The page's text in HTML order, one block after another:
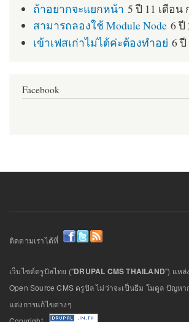
ถ้าอยากจะแยกหน้า 5 ปี 11 เดือน
สามารถลองใช้ Module Node 6 ปี
เข้าเฟสเก่าไม่ได้ค่ะต้องทำอย่ 6
Facebook
ติดตามเราได้ที่
เว็บไซต์ดรูปัลไทย ("DRUPAL CMS THAILAND") แหล่
Open Source CMS ดรูปัล ไม่ว่าจะเป็นธีม โมดูล ปัญห
แต่งการแก้ไขต่างๆ